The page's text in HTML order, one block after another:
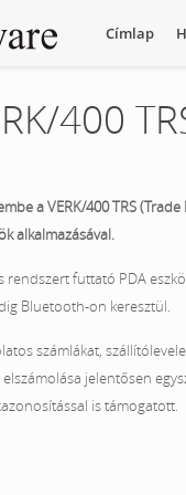
Címlap
400
a VERK/400 TRS
alkalmazásával.
futtató PDA
Bluetooth-on keresztül.
számlákat,
jelentősen
is támogatott.